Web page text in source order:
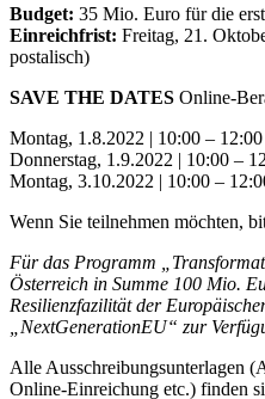
Budget: 35 Mio. Euro für die
Einreichfrist: Freitag, 21.
postalisch)
SAVE THE DATES Online-
Montag, 1.8.2022 | 10:00 –
Donnerstag, 1.9.2022 | 10:00 –
Montag, 3.10.2022 | 10:00 –
Wenn Sie teilnehmen möchten,
Für das Programm
Österreich in Summe 100 Mio.
Resilienzfazilität der
„NextGenerationEU“ zur
Alle Ausschreibungsunterlagen
Online-Einreichung etc.) finden